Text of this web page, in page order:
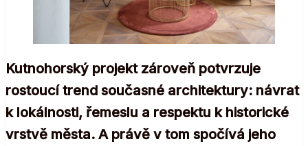
Kutnohorský projekt zároveň potvrzuje
rostoucí trend současné architektury: návrat
k lokálnosti, řemeslu a respektu k historické
vrstvě města. A právě v tom spočívá jeho